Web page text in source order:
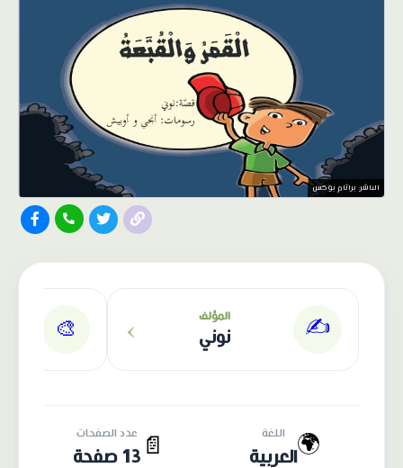
الناشر: براثام بوكس
✍️ المؤلف
نوني ›
🎨
🌍 اللغة
العربية 📄
عدد الصفحات
13 صفحة